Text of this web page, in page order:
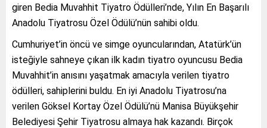
giren Bedia Muvahhit Tiyatro Ödülleri’nde, Yılın En Başarılı
Anadolu Tiyatrosu Özel Ödülü’nün sahibi oldu.
Cumhuriyet’in öncü ve simge oyuncularından, Atatürk’ün
isteğiyle sahneye çıkan ilk kadın tiyatro oyuncusu Bedia
Muvahhit’in anısını yaşatmak amacıyla verilen tiyatro
ödülleri, sahiplerini buldu. En iyi Anadolu Tiyatrosu’na
verilen Göksel Kortay Özel Ödülü’nü Manisa Büyükşehir
Belediyesi Şehir Tiyatrosu almaya hak kazandı. Birçok